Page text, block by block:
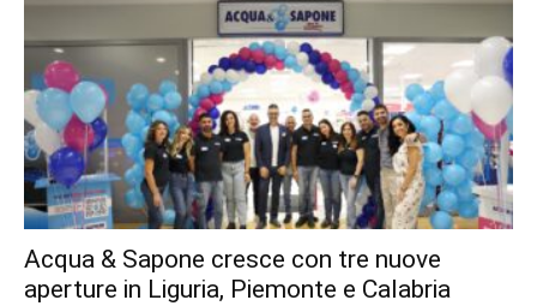
Acqua & Sapone cresce con tre nuove
aperture in Liguria, Piemonte e Calabria